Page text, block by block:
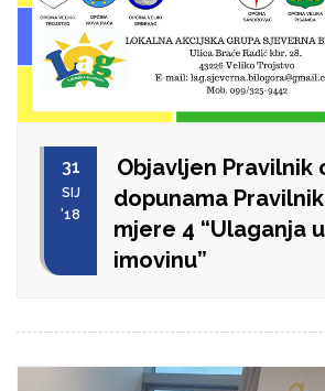
31
SIJ
'18
Objavljen Pravilnik
dopunama
mjere 4 “Ulaganja
imovinu”